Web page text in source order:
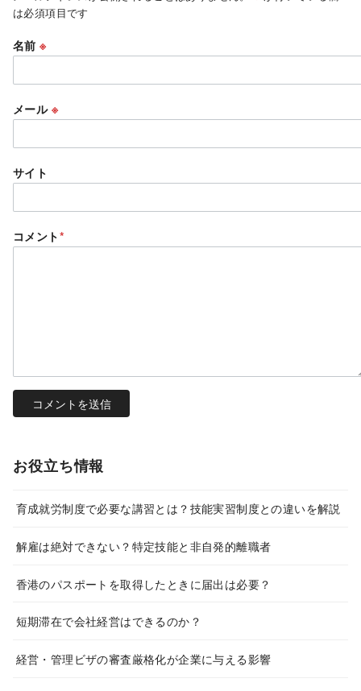
は必須項目です
名前※
メール ※
サイト
コメント*
お役立ち情報
育成就労制度で必要な講習とは？技能実習制度との違いを解説
解雇は絶対できない？特定技能と非自発的離職者
香港のパスポートを取得したときに届出は必要？
短期滞在で会社経営はできるのか？
経営・管理ビザの審査厳格化が企業に与える影響